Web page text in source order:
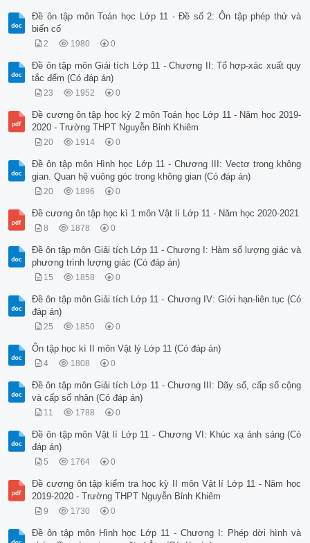
Đề ôn tập môn Toán học Lớp 11 - Đề số 2: Ôn tập phép thử và
biến cố
2 1980 0
Đề ôn tập môn Giải tích Lớp 11 - Chương II: Tổ hợp-xác xuất quy
tắc đếm (Có đáp án)
23 1952 0
Đề cương ôn tập học kỳ 2 môn Toán học Lớp 11 - Năm học 2019-
2020 - Trường THPT Nguyễn Bỉnh Khiêm
20 1914 0
Đề ôn tập môn Hình học Lớp 11 - Chương III: Vectơ trong không
gian. Quan hệ vuông góc trong không gian (Có đáp án)
20 1896 0
Đề cương ôn tập học kì 1 môn Vật lí Lớp 11 - Năm học 2020-2021
8 1878 0
Đề ôn tập môn Giải tích Lớp 11 - Chương I: Hàm số lượng giác và
phương trình lượng giác (Có đáp án)
15 1858 0
Đề ôn tập môn Giải tích Lớp 11 - Chương IV: Giới hạn-liên tục (Có
đáp án)
25 1850 0
Ôn tập học kì II môn Vật lý Lớp 11 (Có đáp án)
4 1808 0
Đề ôn tập môn Giải tích Lớp 11 - Chương III: Dãy số, cấp số cộng
và cấp số nhân (Có đáp án)
11 1788 0
Đề ôn tập môn Vật lí Lớp 11 - Chương VI: Khúc xạ ánh sáng (Có
đáp án)
5 1764 0
Đề cương ôn tập kiểm tra học kỳ II môn Vật lí Lớp 11 - Năm học
2019-2020 - Trường THPT Nguyễn Bỉnh Khiêm
9 1730 0
Đề ôn tập môn Hình học Lớp 11 - Chương I: Phép dời hình và